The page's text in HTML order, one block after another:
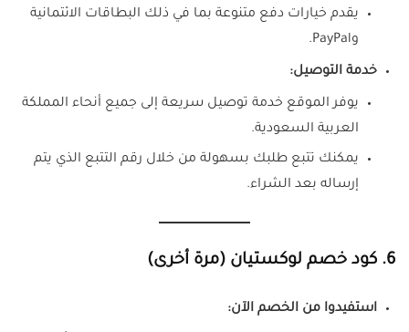
يقدم خيارات دفع متنوعة بما في ذلك البطاقات الائتمانية
وPayPal.
خدمة التوصيل:
يوفر الموقع خدمة توصيل سريعة إلى جميع أنحاء المملكة
العربية السعودية.
يمكنك تتبع طلبك بسهولة من خلال رقم التتبع الذي يتم
إرساله بعد الشراء.
6. كود خصم لوكستيان (مرة أخرى)
استفيدوا من الخصم الآن: